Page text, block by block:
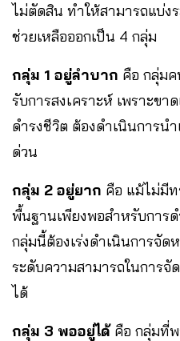
ไม่ตัดสิน ทำให้สามารถแบ่ง
ช่วยเหลือออกเป็น 4 กลุ่ม
กลุ่ม 1 อยู่ลำบาก คือ กลุ่ม
รับการสงเคราะห์ เพราะข
ดำรงชีวิต ต้องดำเนินการนำ
ด่วน
กลุ่ม 2 อยู่ยาก คือ แม้ไม่มี
พื้นฐานเพียงพอสำหรับการ
กลุ่มนี้ต้องเร่งดำเนินการจั
ระดับความสามารถในการ
ได้
กลุ่ม 3 พออยู่ได้คือ กลุ่มที่พ